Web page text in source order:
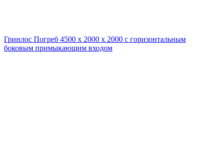
Гринлос Погреб 4500 х 2000 х 2000 с горизонтальным
боковым примыкающим входом